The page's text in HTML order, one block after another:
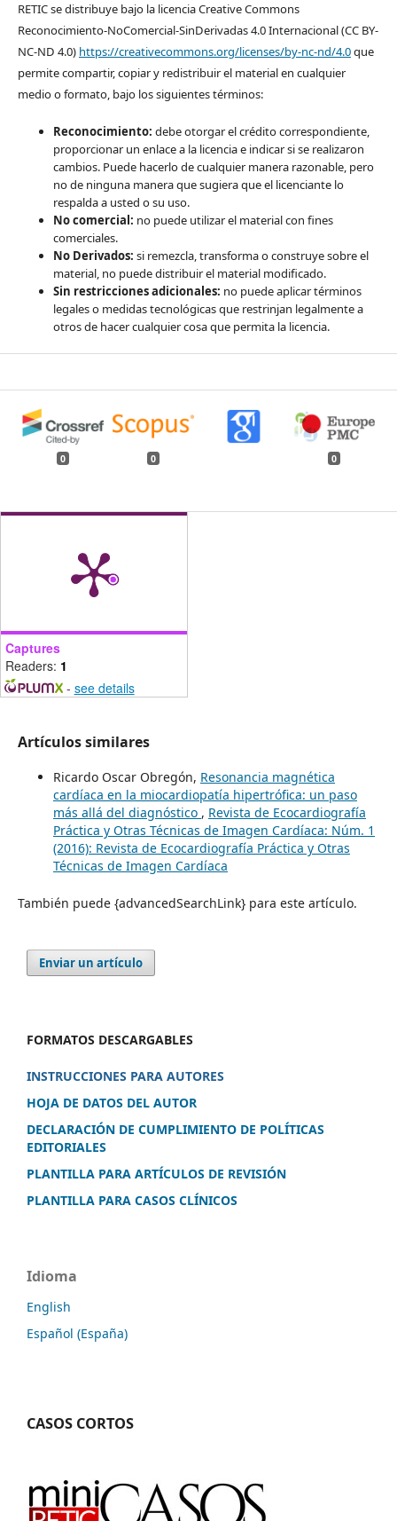
RETIC se distribuye bajo la licencia Creative Commons
Reconocimiento-NoComercial-SinDerivadas 4.0 Internacional (CC BY-
NC-ND 4.0) https://creativecommons.org/licenses/by-nc-nd/4.0que
permite compartir, copiar y redistribuir el material en cualquier
medio o formato, bajo los siguientes términos:
Reconocimiento: debe otorgar el crédito correspondiente,
proporcionar un enlace a la licencia e indicar si se realizaron
cambios. Puede hacerlo de cualquier manera razonable, pero
no de ninguna manera que sugiera que el licenciante lo
respalda a usted o su uso.
No comercial: no puede utilizar el material con fines
comerciales.
No Derivados: si remezcla, transforma o construye sobre el
material, no puede distribuir el material modificado.
Sin restricciones adicionales: no puede aplicar términos
legales o medidas tecnológicas que restrinjan legalmente a
otros de hacer cualquier cosa que permita la licencia.
0 0 0
Captures
Readers: 1
- see details
Artículos similares
Ricardo Oscar Obregón, Resonancia magnética
cardíaca en la miocardiopatía hipertrófica: un paso
más allá del diagnóstico , Revista de Ecocardiografía
Práctica y Otras Técnicas de Imagen Cardíaca: Núm. 1
(2016): Revista de Ecocardiografía Práctica y Otras
Técnicas de Imagen Cardíaca
También puede {advancedSearchLink} para este artículo.
Enviar un artículo
FORMATOS DESCARGABLES
INSTRUCCIONES PARA AUTORES
HOJA DE DATOS DEL AUTOR
DECLARACIÓN DE CUMPLIMIENTO DE POLÍTICAS
EDITORIALES
PLANTILLA PARA ARTÍCULOS DE REVISIÓN
PLANTILLA PARA CASOS CLÍNICOS
Idioma
English
Español (España)
CASOS CORTOS